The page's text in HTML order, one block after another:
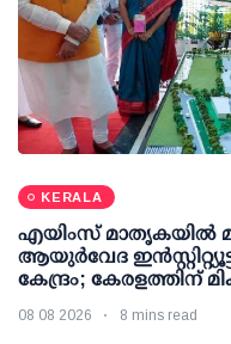
KERALA
എയിംസ് മാതൃകയില്‍
ആയുര്‍വേദ
കേന്ദ്രം; കേരളത്തിന്
08 08 2026 8 mins read